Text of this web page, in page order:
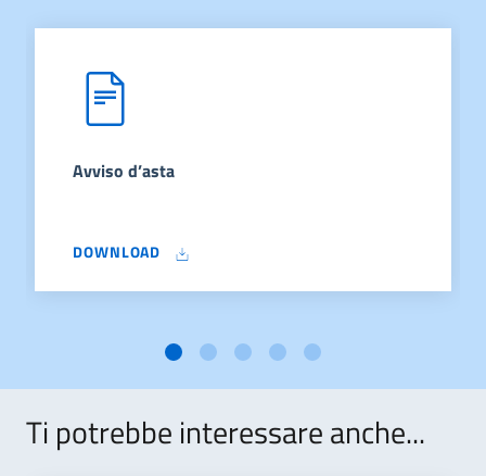
Avviso d’asta
DOWNLOAD
Ti potrebbe interessare anche...